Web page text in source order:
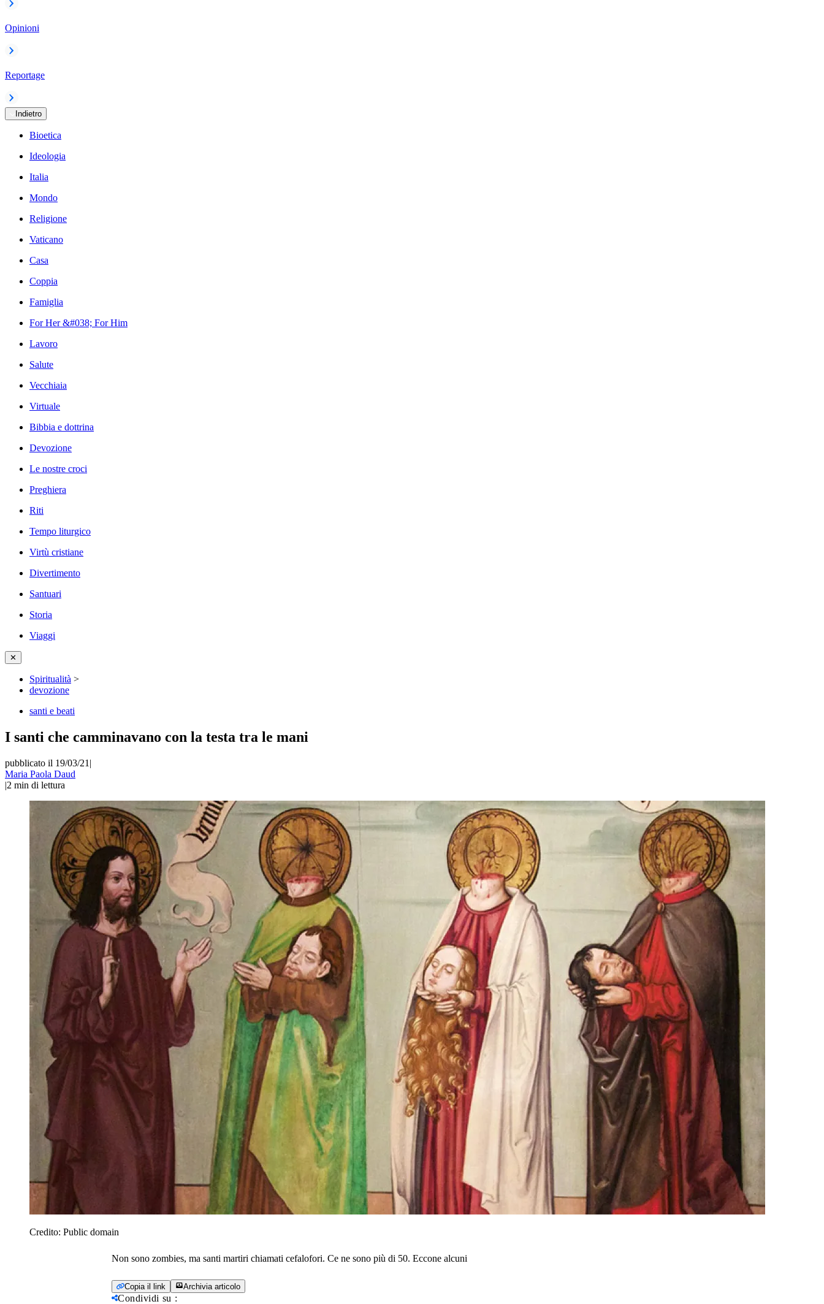
Opinioni
Reportage
Indietro
Bioetica
Ideologia
Italia
Mondo
Religione
Vaticano
Casa
Coppia
Famiglia
For Her &#038; For Him
Lavoro
Salute
Vecchiaia
Virtuale
Bibbia e dottrina
Devozione
Le nostre croci
Preghiera
Riti
Tempo liturgico
Virtù cristiane
Divertimento
Santuari
Storia
Viaggi
✕
Spiritualità >
devozione
santi e beati
I santi che camminavano con la testa tra le mani
pubblicato il 19/03/21 |
Maria Paola Daud
|2 min di lettura
Credito: Public domain
Non sono zombies, ma santi martiri chiamati cefalofori. Ce ne sono più di 50. Eccone alcuni
Copia il link Archivia articolo
Condividi su :